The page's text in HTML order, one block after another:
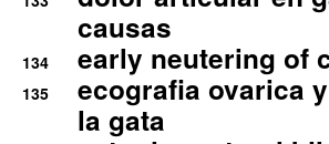
causas
134 early neutering of
135
ecografia ovarica
la gata